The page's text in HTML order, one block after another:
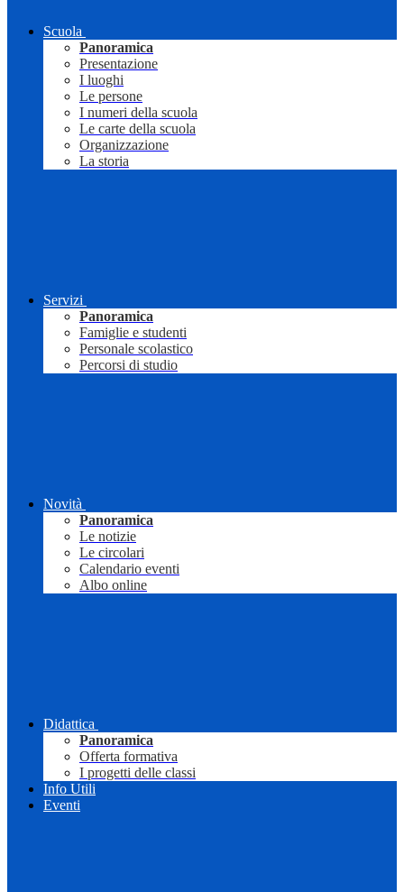
Scuola
Panoramica
Presentazione
I luoghi
Le persone
I numeri della scuola
Le carte della scuola
Organizzazione
La storia
Servizi
Panoramica
Famiglie e studenti
Personale scolastico
Percorsi di studio
Novità
Panoramica
Le notizie
Le circolari
Calendario eventi
Albo online
Didattica
Panoramica
Offerta formativa
I progetti delle classi
Info Utili
Eventi